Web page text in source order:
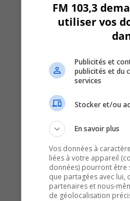
FM 103,3
utiliser vos
Publicités et
publicités et du
services
Stocker et/ou
En savoir plus
Vos données à
liées à votre appareil
données) pourront être
que partagées avec lui,
partenaires et nous-
de géolocalisation